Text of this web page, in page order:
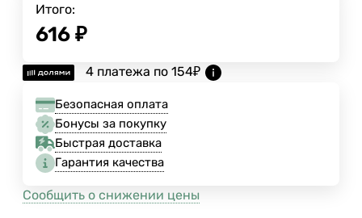
Итого:
616 ₽
4 платежа по 154₽
Безопасная оплата
Бонусы за покупку
Быстрая доставка
Гарантия качества
Сообщить о снижении цены